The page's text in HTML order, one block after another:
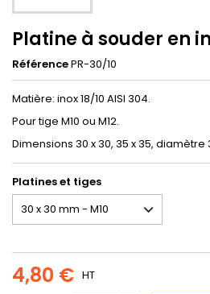
Platine à souder en
RéférencePR-30/10
Matière: inox 18/10 AISI 304.
Pour tige M10 ou M12.
Dimensions 30 x 30, 35 x 35, diamètre
Platines et tiges
4,80 € HT